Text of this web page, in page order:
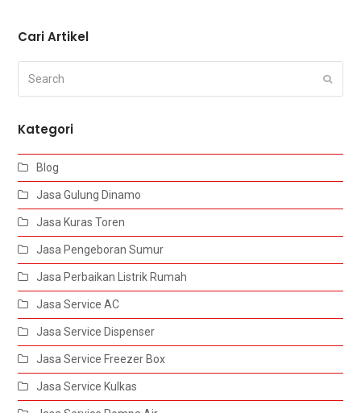
Cari Artikel
Kategori
Blog
Jasa Gulung Dinamo
Jasa Kuras Toren
Jasa Pengeboran Sumur
Jasa Perbaikan Listrik Rumah
Jasa Service AC
Jasa Service Dispenser
Jasa Service Freezer Box
Jasa Service Kulkas